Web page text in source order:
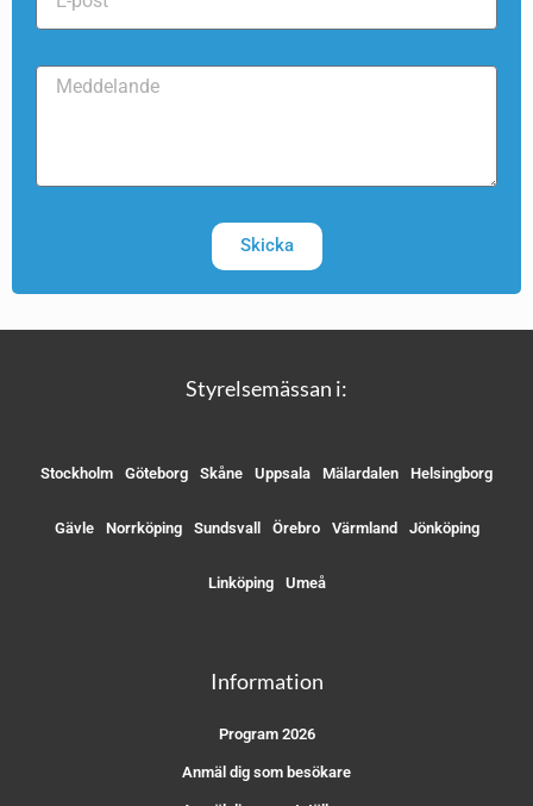
Skicka
Styrelsemässan i:
Stockholm Göteborg Skåne Uppsala Mälardalen Helsingborg
Gävle Norrköping Sundsvall Örebro Värmland Jönköping
Linköping Umeå
Information
Program 2026
Anmäl dig som besökare